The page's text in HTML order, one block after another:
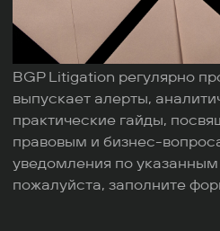
BGP Litigation регулярно
выпускает алерты,
практические гайды,
правовым и бизнес-
уведомления по
пожалуйста, заполните